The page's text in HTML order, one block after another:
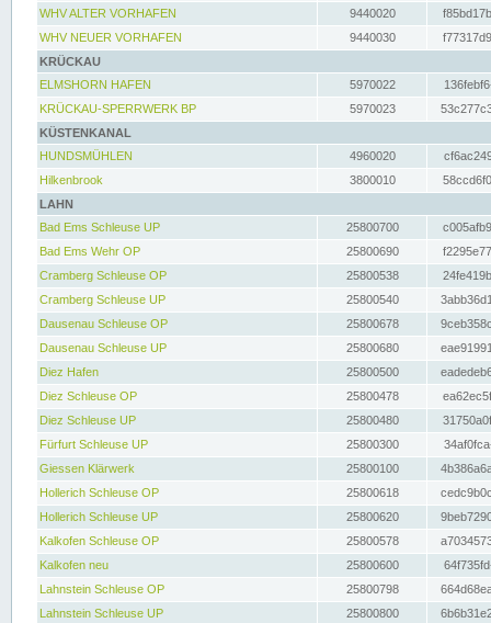
WHV ALTER VORHAFEN
9440020
WHV NEUER VORHAFEN
9440030
KRÜCKAU
ELMSHORN HAFEN
5970022
KRÜCKAU-SPERRWERK BP
5970023
KÜSTENKANAL
HUNDSMÜHLEN
4960020
Hilkenbrook
3800010
LAHN
Bad Ems Schleuse UP
25800700
Bad Ems Wehr OP
25800690
Cramberg Schleuse OP
25800538
Cramberg Schleuse UP
25800540
Dausenau Schleuse OP
25800678
Dausenau Schleuse UP
25800680
Diez Hafen
25800500
Diez Schleuse OP
25800478
Diez Schleuse UP
25800480
Fürfurt Schleuse UP
25800300
Giessen Klärwerk
25800100
Hollerich Schleuse OP
25800618
Hollerich Schleuse UP
25800620
Kalkofen Schleuse OP
25800578
Kalkofen neu
25800600
Lahnstein Schleuse OP
25800798
Lahnstein Schleuse UP
25800800